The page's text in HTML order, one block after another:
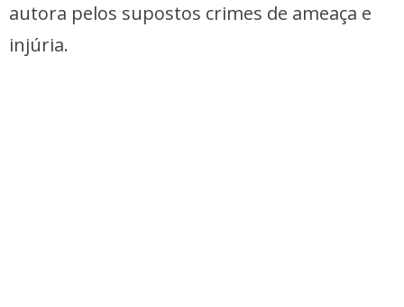
autora pelos supostos crimes de ameaça e
injúria.